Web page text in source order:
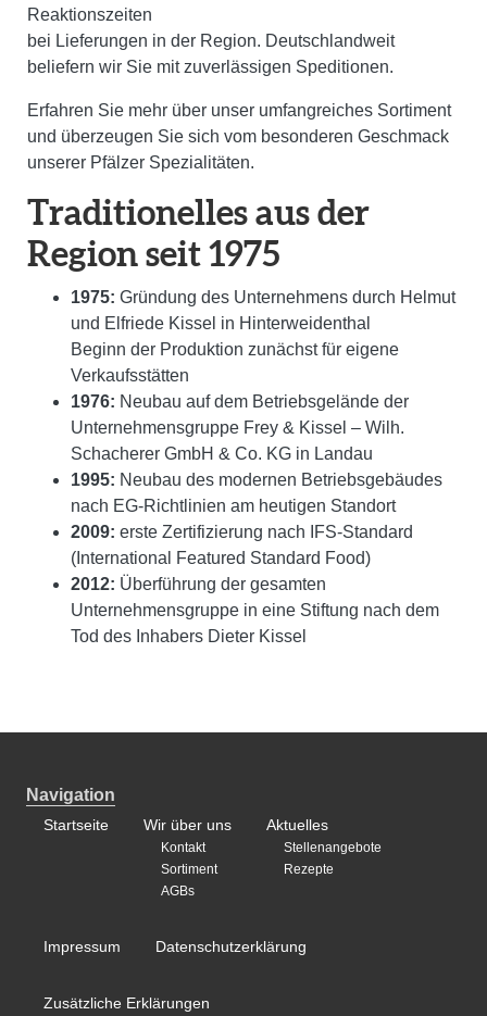
Reaktionszeiten
bei Lieferungen in der Region. Deutschlandweit
beliefern wir Sie mit zuverlässigen Speditionen.
Erfahren Sie mehr über unser umfangreiches Sortiment
und überzeugen Sie sich vom besonderen Geschmack
unserer Pfälzer Spezialitäten.
Traditionelles aus der
Region seit 1975
1975: Gründung des Unternehmens durch Helmut
und Elfriede Kissel in Hinterweidenthal
Beginn der Produktion zunächst für eigene
Verkaufsstätten
1976: Neubau auf dem Betriebsgelände der
Unternehmensgruppe Frey & Kissel – Wilh.
Schacherer GmbH & Co. KG in Landau
1995: Neubau des modernen Betriebsgebäudes
nach EG-Richtlinien am heutigen Standort
2009: erste Zertifizierung nach IFS-Standard
(International Featured Standard Food)
2012: Überführung der gesamten
Unternehmensgruppe in eine Stiftung nach dem
Tod des Inhabers Dieter Kissel
Navigation
Startseite Wir über uns
Kontakt
Sortiment
AGBs
Aktuelles
Stellenangebote
Rezepte
Impressum Datenschutzerklärung
Zusätzliche Erklärungen